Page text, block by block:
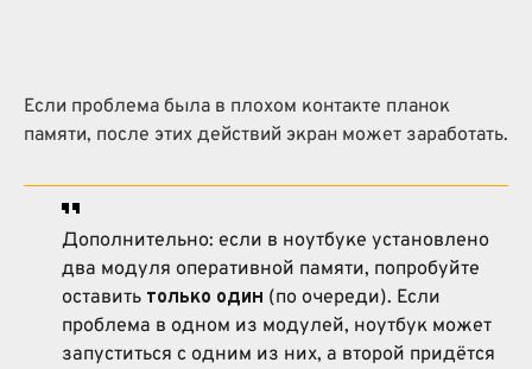
Если проблема была в плохом контакте планок
памяти, после этих действий экран может заработать.
Дополнительно: если в ноутбуке установлено
два модуля оперативной памяти, попробуйте
оставить только один (по очереди). Если
проблема в одном из модулей, ноутбук может
запуститься с одним из них, а второй придётся